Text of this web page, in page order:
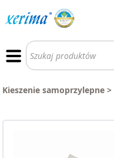
Wyszukiwarka
produktów
Kieszenie samoprzylepne >